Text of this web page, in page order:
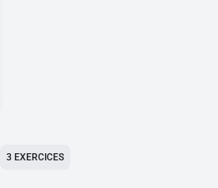
3 EXERCICES